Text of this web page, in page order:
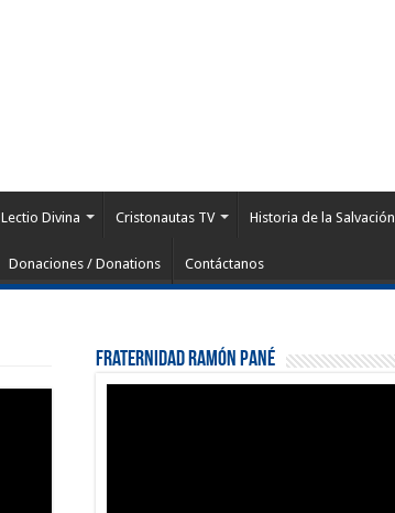
Lectio Divina Cristonautas TV Historia de la Salvación
Donaciones / Donations Contáctanos
Fraternidad Ramón Pané